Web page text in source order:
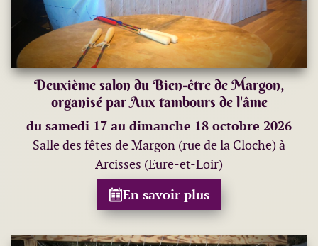
Deuxième salon du Bien-être de Margon,
organisé par Aux tambours de l'âme
du samedi 17 au dimanche 18 octobre 2026
Salle des fêtes de Margon (rue de la Cloche) à
Arcisses (Eure-et-Loir)
En savoir plus